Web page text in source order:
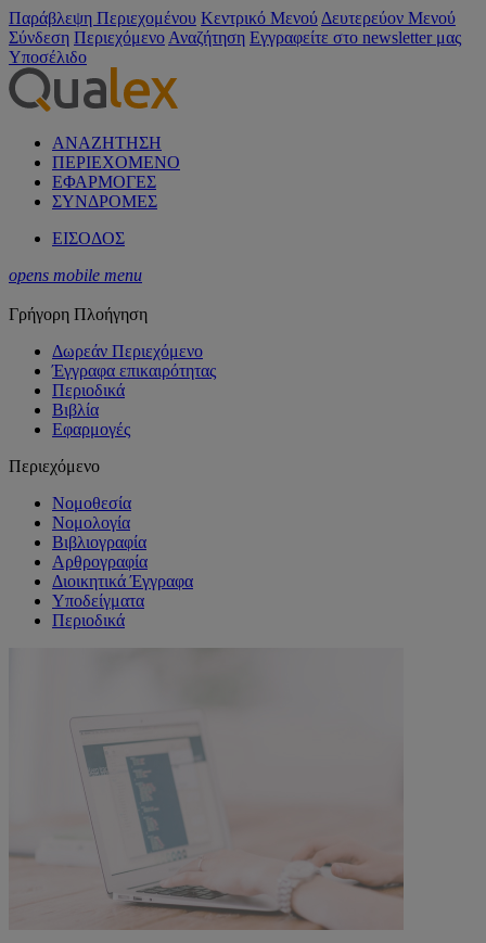
Παράβλεψη Περιεχομένου Κεντρικό Μενού Δευτερεύον Μενού
Σύνδεση Περιεχόμενο Αναζήτηση Εγγραφείτε στο newsletter μας
Υποσέλιδο
ΑΝΑΖΗΤΗΣΗ
ΠΕΡΙΕΧΟΜΕΝΟ
ΕΦΑΡΜΟΓΕΣ
ΣΥΝΔΡΟΜΕΣ
ΕΙΣΟΔΟΣ
opens mobile menu
Γρήγορη Πλοήγηση
Δωρεάν Περιεχόμενο
Έγγραφα επικαιρότητας
Περιοδικά
Βιβλία
Εφαρμογές
Περιεχόμενο
Νομοθεσία
Νομολογία
Βιβλιογραφία
Αρθρογραφία
Διοικητικά Έγγραφα
Υποδείγματα
Περιοδικά